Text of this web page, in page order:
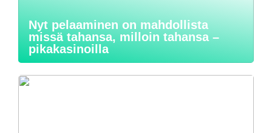
Nyt pelaaminen on mahdollista
missä tahansa, milloin tahansa –
pikakasinoilla